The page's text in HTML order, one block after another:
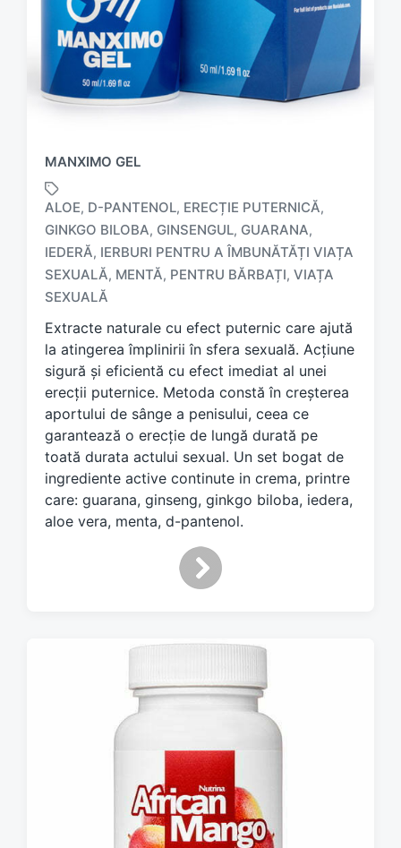
MANXIMO GEL
T
a
g
e
d
w
h
ALOE, D-PANTENOL, ERECȚIE PUTERNICĂ,
GINKGO BILOBA, GINSENGUL, GUARANA,
IEDERĂ, IERBURI PENTRU A ÎMBUNĂTĂȚI VIAȚA
SEXUALĂ, MENTĂ, PENTRU BĂRBAȚI, VIAȚA
SEXUALĂ
Extracte naturale cu efect puternic care ajută
la atingerea împlinirii în sfera sexuală. Acțiune
sigură și eficientă cu efect imediat al unei
erecții puternice. Metoda constă în creșterea
aportului de sânge a penisului, ceea ce
garantează o erecție de lungă durată pe
toată durata actului sexual. Un set bogat de
ingrediente active continute in crema, printre
care: guarana, ginseng, ginkgo biloba, iedera,
aloe vera, menta, d-pantenol.